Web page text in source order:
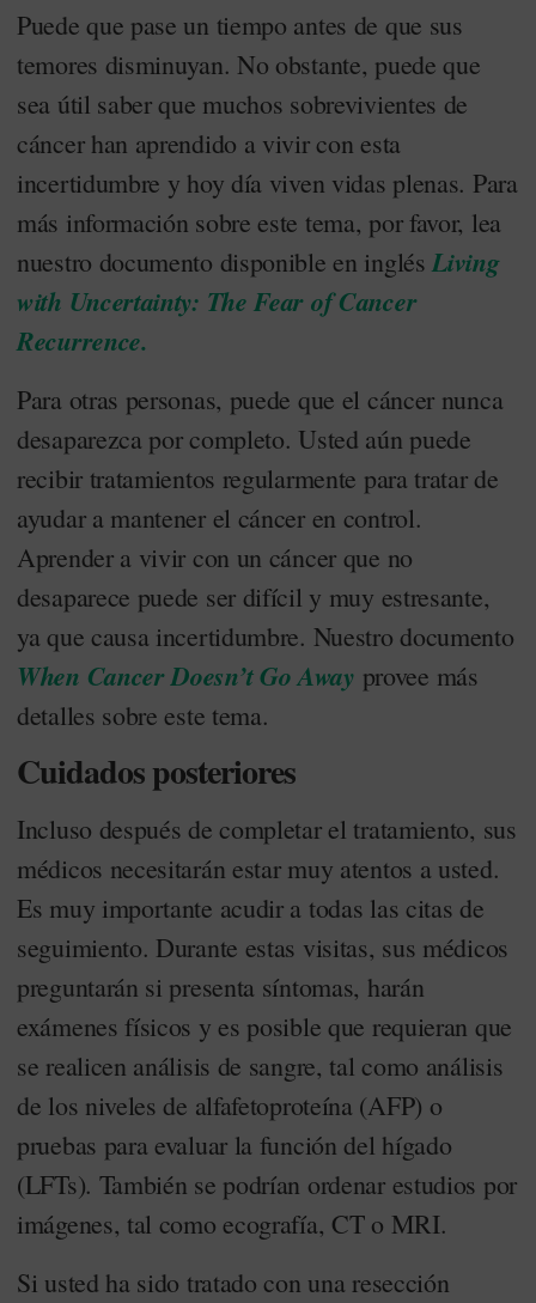
Puede que pase un tiempo antes de que sus
temores disminuyan. No obstante, puede que
sea útil saber que muchos sobrevivientes de
cáncer han aprendido a vivir con esta
incertidumbre y hoy día viven vidas plenas. Para
más información sobre este tema, por favor, lea
nuestro documento disponible en inglésLiving
with Uncertainty: The Fear of Cancer
Recurrence.
Para otras personas, puede que el cáncer nunca
desaparezca por completo. Usted aún puede
recibir tratamientos regularmente para tratar de
ayudar a mantener el cáncer en control.
Aprender a vivir con un cáncer que no
desaparece puede ser difícil y muy estresante,
ya que causa incertidumbre. Nuestro documento
When Cancer Doesn’t Go Away provee más
detalles sobre este tema.
Cuidados posteriores
Incluso después de completar el tratamiento, sus
médicos necesitarán estar muy atentos a usted.
Es muy importante acudir a todas las citas de
seguimiento. Durante estas visitas, sus médicos
preguntarán si presenta síntomas, harán
exámenes físicos y es posible que requieran que
se realicen análisis de sangre, tal como análisis
de los niveles de alfafetoproteína (AFP) o
pruebas para evaluar la función del hígado
(LFTs). También se podrían ordenar estudios por
imágenes, tal como ecografía, CT o MRI.
Si usted ha sido tratado con una resección